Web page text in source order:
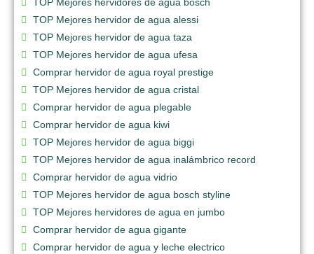
TOP Mejores hervidor de agua alessi
TOP Mejores hervidor de agua taza
TOP Mejores hervidor de agua ufesa
Comprar hervidor de agua royal prestige
TOP Mejores hervidor de agua cristal
Comprar hervidor de agua plegable
Comprar hervidor de agua kiwi
TOP Mejores hervidor de agua biggi
TOP Mejores hervidor de agua inalámbrico record
Comprar hervidor de agua vidrio
TOP Mejores hervidor de agua bosch styline
TOP Mejores hervidores de agua en jumbo
Comprar hervidor de agua gigante
Comprar hervidor de agua y leche electrico